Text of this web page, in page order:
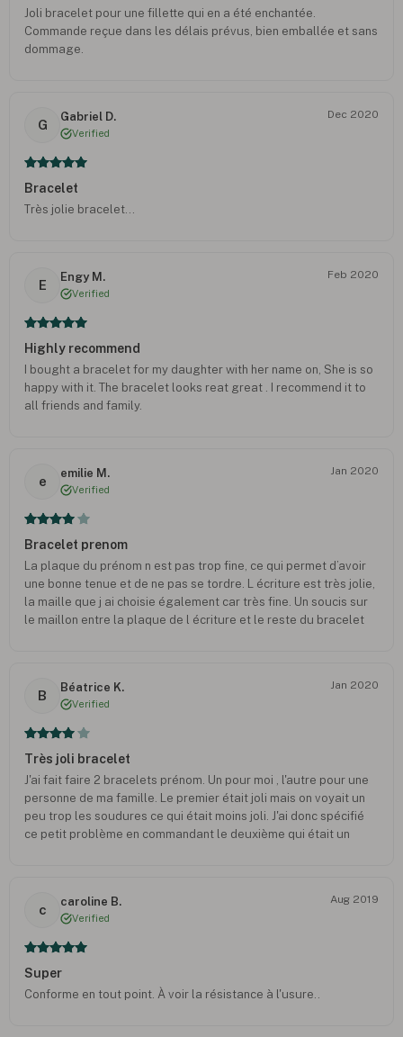
Joli bracelet pour une fillette qui en a été enchantée.
Commande reçue dans les délais prévus, bien emballée et sans
dommage.
G
Gabriel D.
Verified
Dec 2020
Bracelet
Très jolie bracelet...
E
Engy M.
Verified
Feb 2020
Highly recommend
I bought a bracelet for my daughter with her name on, She is so
happy with it. The bracelet looks reat great . I recommend it to
all friends and family.
e
emilie M.
Verified
Jan 2020
Bracelet prenom
La plaque du prénom n est pas trop fine, ce qui permet d’avoir
une bonne tenue et de ne pas se tordre. L écriture est très jolie,
la maille que j ai choisie également car très fine. Un soucis sur
le maillon entre la plaque de l écriture et le reste du bracelet
B
Béatrice K.
Verified
Jan 2020
Très joli bracelet
J'ai fait faire 2 bracelets prénom. Un pour moi , l'autre pour une
personne de ma famille. Le premier était joli mais on voyait un
peu trop les soudures ce qui était moins joli. J'ai donc spécifié
ce petit problème en commandant le deuxième qui était un
c
caroline B.
Verified
Aug 2019
Super
Conforme en tout point. À voir la résistance à l'usure..